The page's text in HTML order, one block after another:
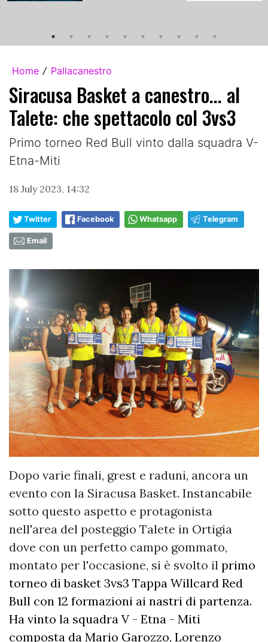
Home / Pallacanestro
Siracusa Basket a canestro... al
Talete: che spettacolo col 3vs3
Primo torneo Red Bull vinto dalla squadra V-
Etna-Miti
18 July 2023, 14:32
Twitter Facebook Whatsapp Telegram
Email
Dopo varie finali, grest e raduni, ancora un
evento con la Siracusa Basket. Instancabile
sotto questo aspetto e protagonista
nell'area del posteggio Talete in Ortigia
dove con un perfetto campo gommato,
montato per l'occasione, si è svolto il primo
torneo di basket 3vs3 Tappa Willcard Red
Bull con 12 formazioni ai nastri di partenza.
Ha vinto la squadra V - Etna - Miti
composta da Mario Garozzo, Lorenzo